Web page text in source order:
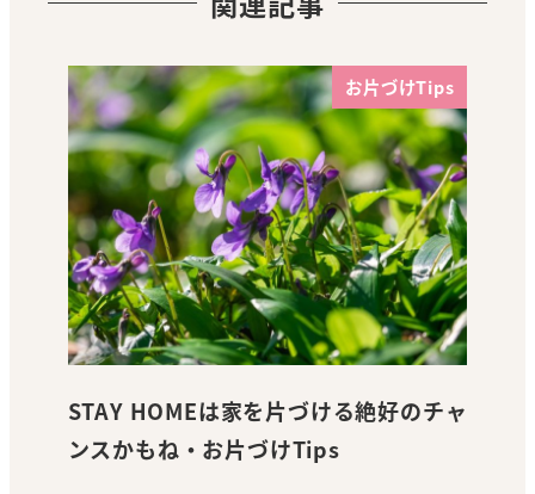
お片づけTips
STAY HOMEは家を片づける絶好のチャ
ンスかもね・お片づけTips